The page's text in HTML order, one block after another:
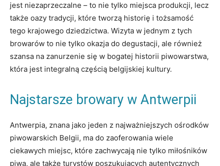
jest ‌niezaprzeczalne – to nie tylko miejsca produkcji, lecz
także⁤ oazy tradycji, które tworzą historię⁤ i tożsamość
⁣tego krajowego dziedzictwa. Wizyta w ‌jednym z ⁤tych
browarów⁢ to nie tylko okazja⁤ do ⁤degustacji, ale⁢ również​
szansa ‍na zanurzenie się w bogatej⁤ historii⁢ piwowarstwa,
która⁣ jest integralną ‌częścią belgijskiej⁢ kultury.
Najstarsze browary w​ Antwerpii
Antwerpia, znana jako jeden z najważniejszych ośrodków⁣
piwowarskich Belgii, ma do ‍zaoferowania wiele‌
ciekawych miejsc,⁣ które zachwycają nie ‌tylko miłośników
piwa, ⁣ale także turystów poszukujących autentycznych